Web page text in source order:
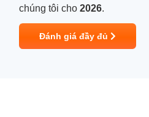
chúng tôi cho 2026.
Đánh giá đầy đủ